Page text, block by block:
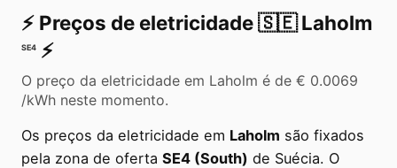
⚡️ Preços de eletricidade🇸🇪 Laholm
SE4 ⚡️
O preço da eletricidade em Laholm é de € 0.0069
/kWh neste momento.
Os preços da eletricidade em Laholm são fixados
pela zona de oferta SE4 (South) de Suécia. O